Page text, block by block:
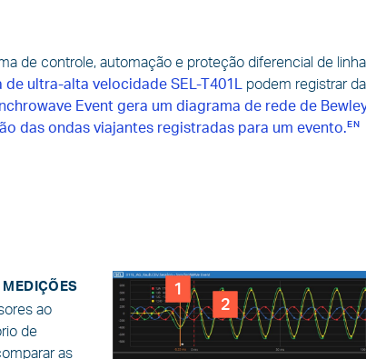
de controle, automação e proteção diferencial de
de ultra-alta velocidade SEL-T401L
podem registrar
Event gera um diagrama de rede de
das ondas viajantes registradas para um evento.
ao
de
as
1
2